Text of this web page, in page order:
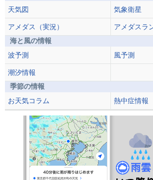
天気図
気象衛星
アメダス（実況）
アメダスラ
海と風の情報
波予測
風予測
潮汐情報
季節の情報
お天気コラム
熱中症情報